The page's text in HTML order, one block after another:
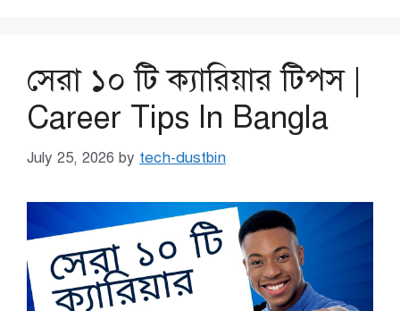
সেরা ১০ টি ক্যারিয়ার টিপস |
Career Tips In Bangla
July 25, 2026 by tech-dustbin